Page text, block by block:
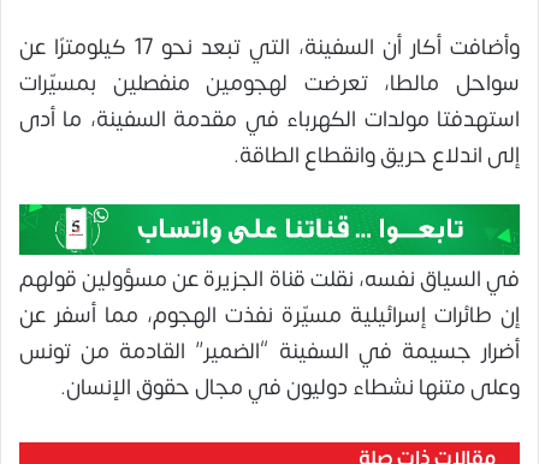
وأضافت أكار أن السفينة، التي تبعد نحو 17 كيلومترًا عن
سواحل مالطا، تعرضت لهجومين منفصلين بمسيّرات
استهدفتا مولدات الكهرباء في مقدمة السفينة، ما أدى
إلى اندلاع حريق وانقطاع الطاقة.
في السياق نفسه، نقلت قناة الجزيرة عن مسؤولين قولهم
إن طائرات إسرائيلية مسيّرة نفذت الهجوم، مما أسفر عن
أضرار جسيمة في السفينة “الضمير” القادمة من تونس
وعلى متنها نشطاء دوليون في مجال حقوق الإنسان.